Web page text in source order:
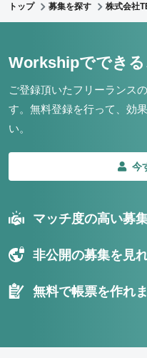
トップ 募集を探す 株式会社
Workshipでできる
ご登録頂いたフリーランス
す。 無料登録を行って、効
い。
今
マッチ度の高い募
非公開の募集を見
無料で帳票を作れ